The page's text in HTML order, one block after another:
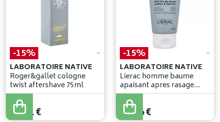
-15%
LABORATOIRE NATIVE
Roger&gallet cologne
twist aftershave 75ml
21,90
18,61€
-15%
LABORATOIRE NATIVE
Lierac homme baume
apaisant apres rasage
tube 75ml
22,90
19,46€